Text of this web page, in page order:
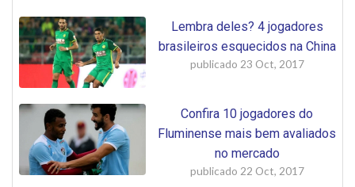
Lembra deles? 4 jogadores
brasileiros esquecidos na China
publicado 23 Oct, 2017
Confira 10 jogadores do
Fluminense mais bem avaliados
no mercado
publicado 22 Oct, 2017